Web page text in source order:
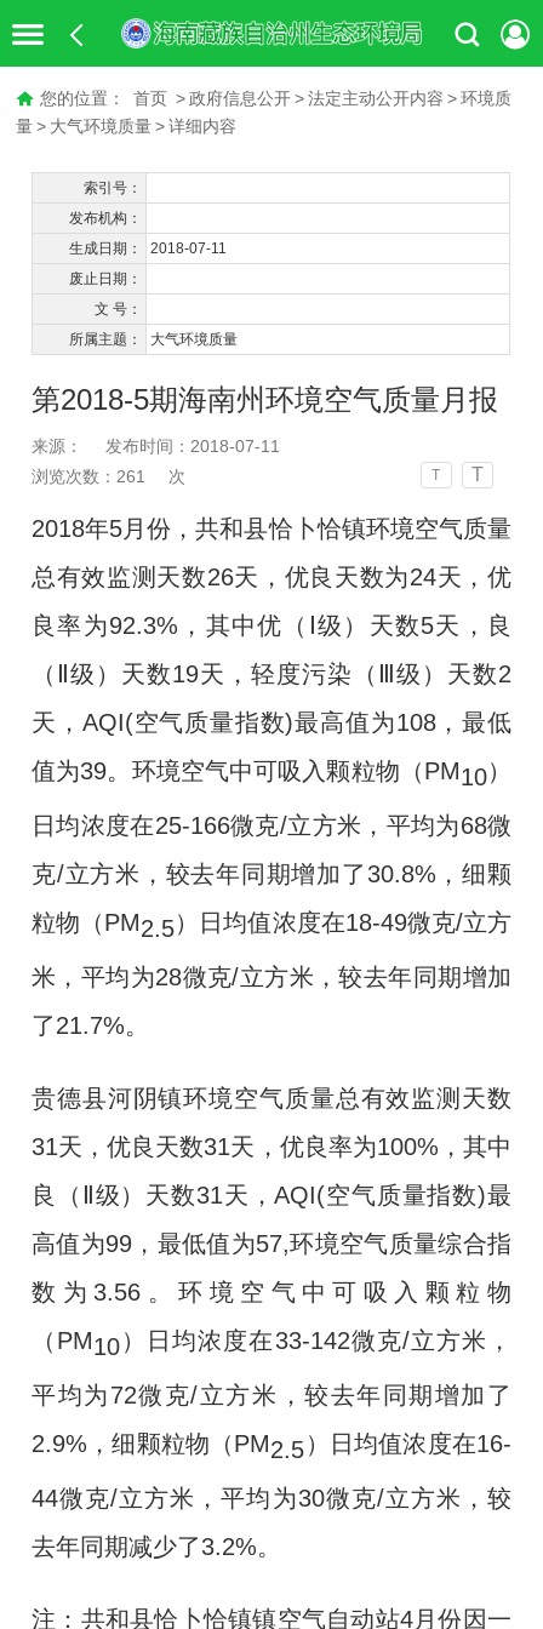
您的位置： 首页 > 政府信息公开 > 法定主动公开内容 > 环境质
量 > 大气环境质量 > 详细内容
索引号：
发布机构：
生成日期：
2018-07-11
废止日期：
文 号：
所属主题：
大气环境质量
第2018-5期海南州环境空气质量月报
来源：
发布时间：2018-07-11
浏览次数： 261 次 T T
2018年5月份，共和县恰卜恰镇环境空气质量
总有效监测天数26天，优良天数为24天，优
良率为92.3% ，其中优（Ⅰ级）天数5天，良
（Ⅱ级）天数19天，轻度污染（ Ⅲ级）天数2
天， AQI(空气质量指数)最高值为108，最低
值为39。环境空气中可吸入颗粒物（PM10）
日均浓度在25-166微克/立方米，平均为68微
克/立方米，较去年同期增加了 30.8% ，细颗
粒物（PM2.5）日均值浓度在18-49微克/立方
米，平均为28微克/立方米，较去年同期增加
了21.7%。
贵德县河阴镇环境空气质量总有效监测天数
31天，优良天数31天，优良率为100% ，其中
良（Ⅱ级）天数31天，AQI(空气质量指数)最
高值为99 ，最低值为57,环境空气质量综合指
数为 3.56 。环境空气中可吸入颗粒物
（ PM10）日均浓度在33-142微克/立方米，
平均为72微克/立方米，较去年同期增加了
2.9% ，细颗粒物（PM2.5）日均值浓度在16-
44微克/立方米，平均为30微克/立方米，较
去年同期减少了3.2%。
注：共和县恰卜恰镇镇空气自动站4月份因一